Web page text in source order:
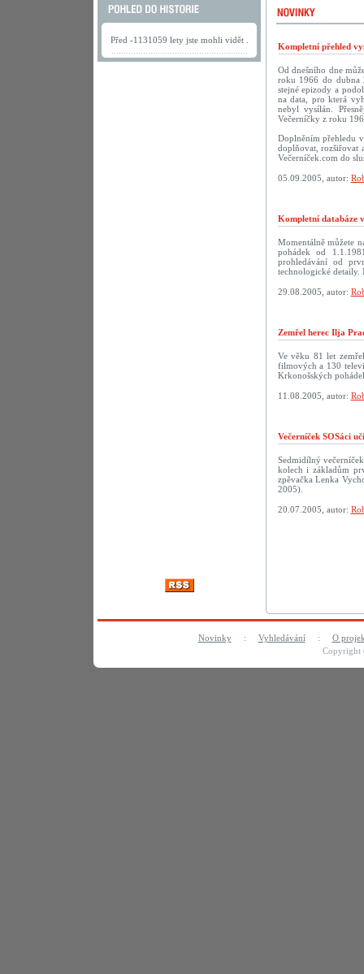
Před -1131059 lety jste mohli vidět .
Kompletní přehled
Od dnešního dne
roku 1966 do dubna
stejné epizody a
na data, pro která
nebyl vysílán.
Večerníčky z roku
Doplněním přehledu
doplňovat, rozšiřovat
Večerníček.com do
05.09.2005, autor:
Kompletní databáze
Momentálně můžete
pohádek od
prohledávání od
technologické detaily.
29.08.2005, autor:
Zemřel herec Ilja
Ve věku 81 let
filmových a 130
Krkonošských
11.08.2005, autor:
Večerníček SOSáci
Sedmidílný
kolech i základům
zpěvačka Lenka
2005).
20.07.2005, autor:
Novinky: Vyhledávání: O
Copyright